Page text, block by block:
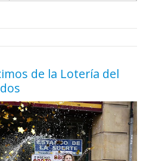
de la Lotería del